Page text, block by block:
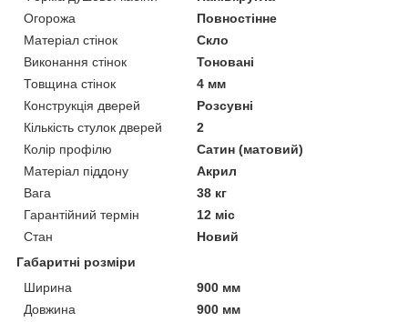
Огорожа
Повностінне
Матеріал стінок
Скло
Виконання стінок
Тоновані
Товщина стінок
4 мм
Конструкція дверей
Розсувні
Кількість стулок дверей
2
Колір профілю
Сатин (матовий)
Матеріал піддону
Акрил
Вага
38 кг
Гарантійний термін
12 міс
Стан
Новий
Габаритні розміри
Ширина
900 мм
Довжина
900 мм